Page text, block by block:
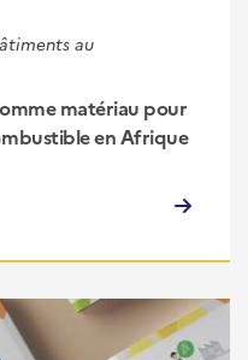
au
matériau pour
en Afrique